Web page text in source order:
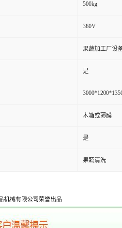
500kg
380V
果蔬加工厂设
是
木箱或薄膜
是
果蔬清洗
械有限公司荣誉出品